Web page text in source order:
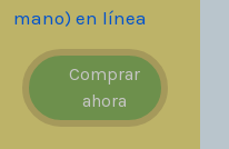
mano) en línea
Comprar
ahora